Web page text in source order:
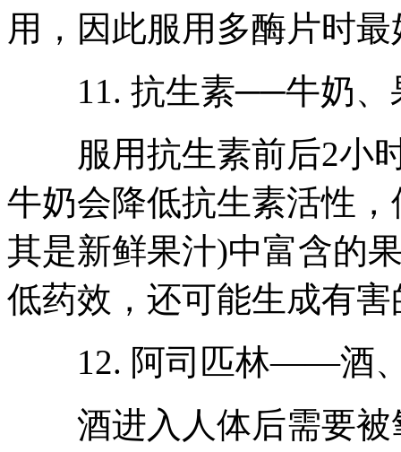
用，因此服用多酶片时
11. 抗生素──牛奶、
服用抗生素前后2小时
牛奶会降低抗生素活性
其是新鲜果汁)中富含的
低药效，还可能生成有
12. 阿司匹林——酒
酒进入人体后需要被